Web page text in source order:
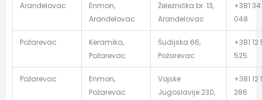
Aranđelovac
Enmon,
Aranđelovac
Železnička br. 13,
Aranđelovac
+381
048
Požarevac
Keramika,
Požarevac
Šudijska 66,
Požarevac
+381
525
Požarevac
Enmon,
Požarevac
Vojske
Jugoslavije 230,
+381 12
286